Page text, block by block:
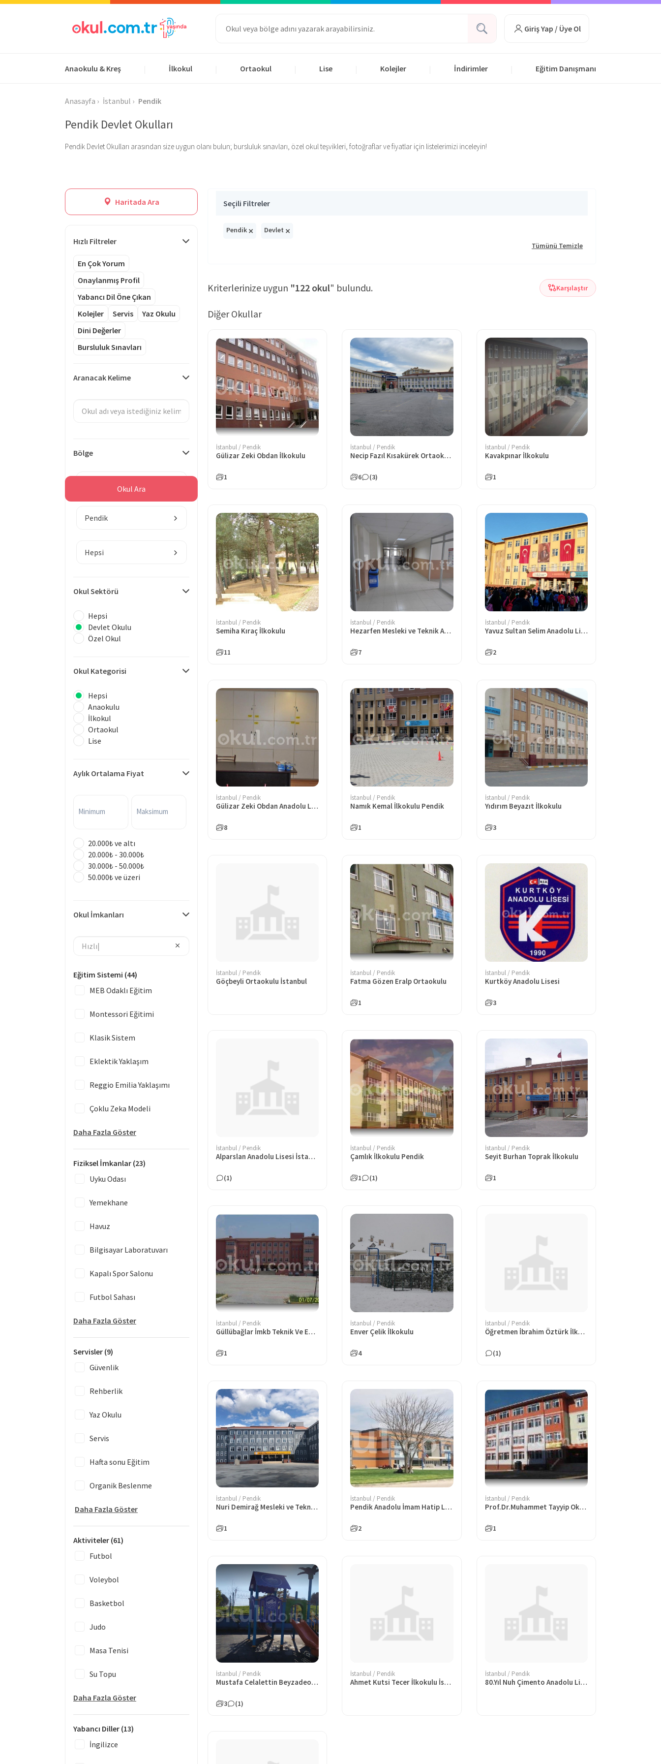
Giriş Yap / Üye Ol
Anaokulu & Kreş İlkokul Ortaokul Lise Kolejler İndirimler Eğitim Danışmanı
Anasayfa İstanbul Pendik
Pendik Devlet Okulları
Pendik Devlet Okulları arasından size uygun olanı bulun; bursluluk sınavları, özel okul teşvikleri, fotoğraflar ve fiyatlar için listelerimizi inceleyin!
Haritada Ara
Hızlı Filtreler
En Çok Yorum
Onaylanmış Profil
Yabancı Dil Öne Çıkan
Kolejler
Servis
Yaz Okulu
Dini Değerler
Bursluluk Sınavları
Aranacak Kelime
Bölge
Pendik
Hepsi
Okul Sektörü
Hepsi
Devlet Okulu
Özel Okul
Okul Kategorisi
Hepsi
Anaokulu
İlkokul
Ortaokul
Lise
Aylık Ortalama Fiyat
Minimum Maksimum
20.000₺ ve altı
20.000₺ - 30.000₺
30.000₺ - 50.000₺
50.000₺ ve üzeri
Okul İmkanları
Eğitim Sistemi (44)
MEB Odaklı Eğitim
Montessori Eğitimi
Klasik Sistem
Eklektik Yaklaşım
Reggio Emilia Yaklaşımı
Çoklu Zeka Modeli
Daha Fazla Göster
Fiziksel İmkanlar (23)
Uyku Odası
Yemekhane
Havuz
Bilgisayar Laboratuvarı
Kapalı Spor Salonu
Futbol Sahası
Daha Fazla Göster
Servisler (9)
Güvenlik
Rehberlik
Yaz Okulu
Servis
Hafta sonu Eğitim
Organik Beslenme
Daha Fazla Göster
Aktiviteler (61)
Futbol
Voleybol
Basketbol
Judo
Masa Tenisi
Su Topu
Daha Fazla Göster
Yabancı Diller (13)
İngilizce
Okul Ara
Seçili Filtreler
Pendik × Devlet ×
Tümünü Temizle
Kriterlerinize uygun "122 okul" bulundu. Karşılaştır
Diğer Okullar
İstanbul / Pendik
Gülizar Zeki Obdan İlkokulu
1
İstanbul / Pendik
Necip Fazıl Kısakürek Ortaokulu Pendik
6 (3)
İstanbul / Pendik
Kavakpınar İlkokulu
1
İstanbul / Pendik
Semiha Kıraç İlkokulu
11
İstanbul / Pendik
Hezarfen Mesleki ve Teknik Anadolu Lisesi
7
İstanbul / Pendik
Yavuz Sultan Selim Anadolu Lisesi İstanbul
2
İstanbul / Pendik
Gülizar Zeki Obdan Anadolu Lisesi
8
İstanbul / Pendik
Namık Kemal İlkokulu Pendik
1
İstanbul / Pendik
Yıdırım Beyazıt İlkokulu
3
İstanbul / Pendik
Göçbeyli Ortaokulu İstanbul
İstanbul / Pendik
Fatma Gözen Eralp Ortaokulu
1
İstanbul / Pendik
Kurtköy Anadolu Lisesi
3
İstanbul / Pendik
Alparslan Anadolu Lisesi İstanbul
(1)
İstanbul / Pendik
Çamlık İlkokulu Pendik
1 (1)
İstanbul / Pendik
Seyit Burhan Toprak İlkokulu
1
İstanbul / Pendik
Güllübağlar İmkb Teknik Ve Endüstri Meslek Lisesi
1
İstanbul / Pendik
Enver Çelik İlkokulu
4
İstanbul / Pendik
Öğretmen İbrahim Öztürk İlkokulu
(1)
İstanbul / Pendik
Nuri Demirağ Mesleki ve Teknik Anadolu Lisesi
1
İstanbul / Pendik
Pendik Anadolu İmam Hatip Lisesi
2
İstanbul / Pendik
Prof.Dr.Muhammet Tayyip Okiç Anadolu İmam Hatip Lisesi
1
İstanbul / Pendik
Mustafa Celalettin Beyzadeoğlu Anaokulu
3 (1)
İstanbul / Pendik
Ahmet Kutsi Tecer İlkokulu İstanbul
İstanbul / Pendik
80.Yıl Nuh Çimento Anadolu Lisesi